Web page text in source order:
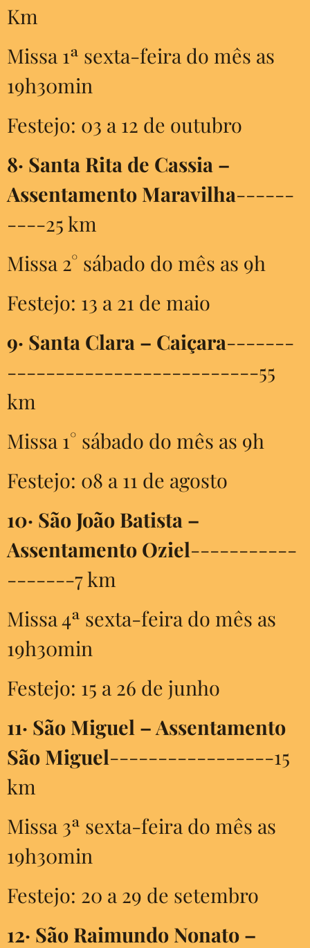
Km
Missa 1ª sexta-feira do mês as
19h30min
Festejo: 03 a 12 de outubro
8· Santa Rita de Cassia –
Assentamento Maravilha------
----25 km
Missa 2° sábado do mês as 9h
Festejo: 13 a 21 de maio
9· Santa Clara – Caiçara-------
--------------------------55
km
Missa 1° sábado do mês as 9h
Festejo: 08 a 11 de agosto
10· São João Batista –
Assentamento Oziel-----------
-------7 km
Missa 4ª sexta-feira do mês as
19h30min
Festejo: 15 a 26 de junho
11· São Miguel – Assentamento
São Miguel-----------------15
km
Missa 3ª sexta-feira do mês as
19h30min
Festejo: 20 a 29 de setembro
12· São Raimundo Nonato –